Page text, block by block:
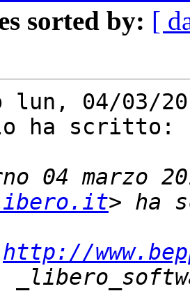
sorted by: [
04/03/
ha scritto:
04 marzo
http://